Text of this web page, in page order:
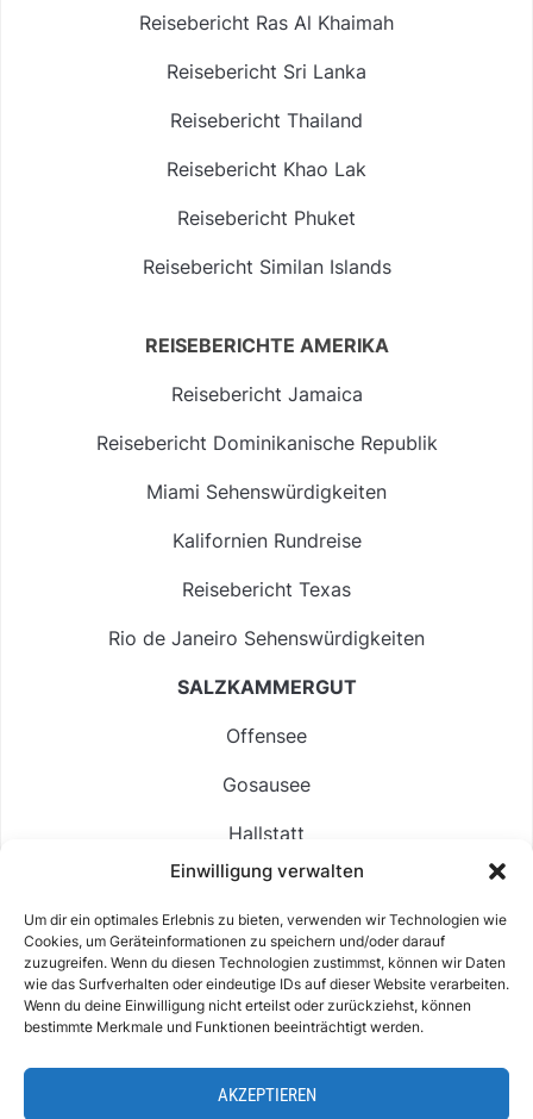
Einwilligung verwalten
Um dir ein optimales Erlebnis zu bieten, verwenden wir Technologien wie
Cookies, um Geräteinformationen zu speichern und/oder darauf
zuzugreifen. Wenn du diesen Technologien zustimmst, können wir Daten
wie das Surfverhalten oder eindeutige IDs auf dieser Website verarbeiten.
Wenn du deine Einwilligung nicht erteilst oder zurückziehst, können
bestimmte Merkmale und Funktionen beeinträchtigt werden.
AKZEPTIEREN
Reisebericht Ras Al Khaimah
Reisebericht Sri Lanka
Reisebericht Thailand
Reisebericht Khao Lak
Reisebericht Phuket
Reisebericht Similan Islands
REISEBERICHTE AMERIKA
Reisebericht Jamaica
Reisebericht Dominikanische Republik
Miami Sehenswürdigkeiten
Kalifornien Rundreise
Reisebericht Texas
Rio de Janeiro Sehenswürdigkeiten
SALZKAMMERGUT
Offensee
Gosausee
Hallstatt
Langbathsee
Altausseer See
Hintersee
IMPRESSUM & KONTAKT